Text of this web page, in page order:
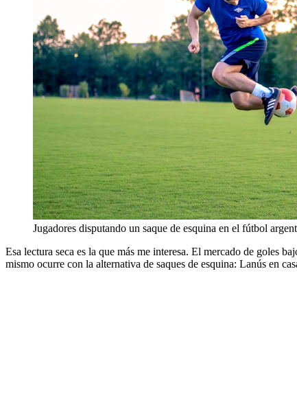
Jugadores disputando un saque de esquina en el fútbol
Esa lectura seca es la que más me interesa. El mercado de goles
mismo ocurre con la alternativa de saques de esquina: Lanús en